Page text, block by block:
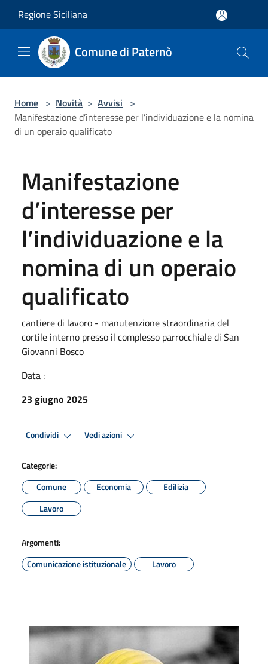
Regione Siciliana
Comune di Paternò
Home > Novità > Avvisi >
Manifestazione d’interesse per l’individuazione e la nomina
di un operaio qualificato
Manifestazione
d’interesse per
l’individuazione e la
nomina di un operaio
qualificato
cantiere di lavoro - manutenzione straordinaria del
cortile interno presso il complesso parrocchiale di San
Giovanni Bosco
Data :
23 giugno 2025
Condividi Vedi azioni
Categorie:
Comune
Economia
Edilizia
Lavoro
Argomenti:
Comunicazione istituzionale
Lavoro